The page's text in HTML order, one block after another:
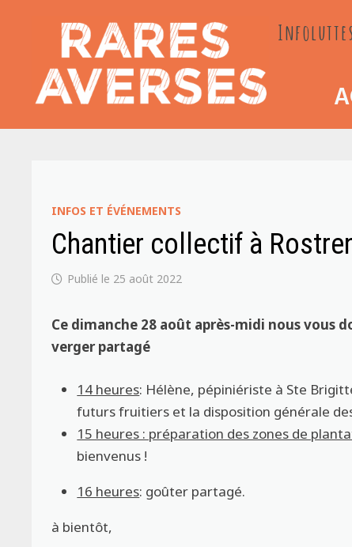
INFOS ET ÉVÉNEMENTS
Chantier collectif à
25 août 2022
Ce dimanche 28 août après-midi nous vous
verger partagé
14 heures: Hélène, pépiniériste à Ste
futurs fruitiers et la disposition générale
15 heures : préparation des zones de
bienvenus !
16 heures: goûter partagé.
à bientôt,